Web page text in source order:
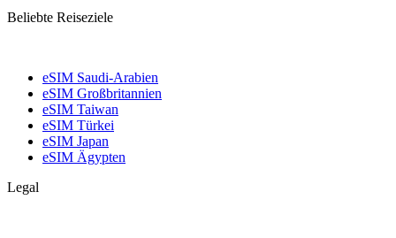
Beliebte Reiseziele
eSIM Saudi-Arabien
eSIM Großbritannien
eSIM Taiwan
eSIM Türkei
eSIM Japan
eSIM Ägypten
Legal